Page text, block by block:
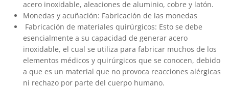
acero inoxidable, aleaciones de aluminio, cobre y latón.
Monedas y acuñación: Fabricación de las monedas
Fabricación de materiales quirúrgicos: Esto se debe
esencialmente a su capacidad de generar acero
inoxidable, el cual se utiliza para fabricar muchos de los
elementos médicos y quirúrgicos que se conocen, debido
a que es un material que no provoca reacciones alérgicas
ni rechazo por parte del cuerpo humano.